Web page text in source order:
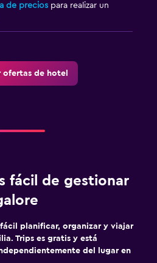
de precios para realizar un
ofertas de hotel
fácil de gestionar
fácil planificar, organizar y viajar
Trips es gratis y está
del lugar en